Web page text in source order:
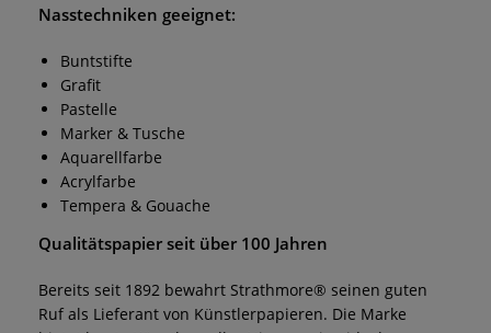
Nasstechniken geeignet:
Buntstifte
Grafit
Pastelle
Marker & Tusche
Aquarellfarbe
Acrylfarbe
Tempera & Gouache
Qualitätspapier seit über 100 Jahren
Bereits seit 1892 bewahrt Strathmore® seinen guten
Ruf als Lieferant von Künstlerpapieren. Die Marke